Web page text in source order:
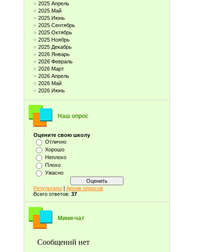
2025 Апрель
2025 Май
2025 Июнь
2025 Сентябрь
2025 Октябрь
2025 Ноябрь
2025 Декабрь
2026 Январь
2026 Февраль
2026 Март
2026 Апрель
2026 Май
2026 Июнь
Наш опрос
Оцените свою школу
Отлично
Хорошо
Неплохо
Плохо
Ужасно
Результаты | Архив опросов
Всего ответов: 37
Мини-чат